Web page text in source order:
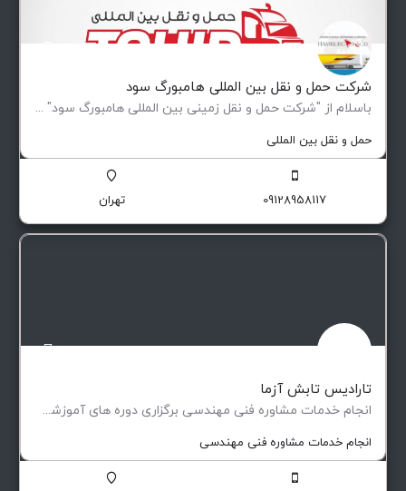
شرکت حمل و نقل بین المللی هامبورگ سود
باسلام از "شرکت حمل و نقل زمینی بین المللی هامبورگ سود" - ( دفتر نمایندگی ها: ترکیه ،آلمان، ایتالیا…
حمل و نقل بین المللی
09128958117 تهران
تارادیس تابش آزما
انجام خدمات مشاوره فنی مهندسی برگزاری دوره های آموزشی بازرسی غیر مخرب انجام خدمات بازرسی غیر مخرب
انجام خدمات مشاوره فنی مهندسی